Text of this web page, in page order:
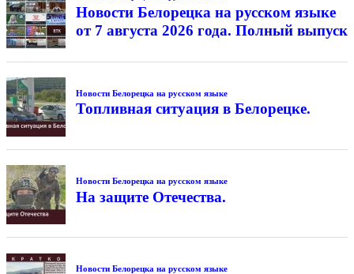
Новости Белорецка на русском языке
от 7 августа 2026 года. Полный выпуск
Новости Белорецка на русском языке
Топливная ситуация в Белорецке.
Новости Белорецка на русском языке
На защите Отечества.
Новости Белорецка на русском языке